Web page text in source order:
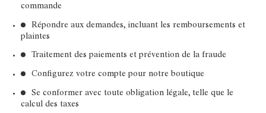
commande
Répondre aux demandes, incluant les remboursements et
plaintes
Traitement des paiements et prévention de la fraude
Configurez votre compte pour notre boutique
Se conformer avec toute obligation légale, telle que le
calcul des taxes